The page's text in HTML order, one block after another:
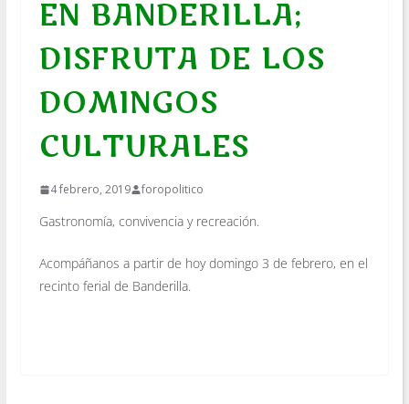
EN BANDERILLA;
DISFRUTA DE LOS
DOMINGOS
CULTURALES
4 febrero, 2019 foropolitico
Gastronomía, convivencia y recreación.
Acompáñanos a partir de hoy domingo 3 de febrero, en el
recinto ferial de Banderilla.